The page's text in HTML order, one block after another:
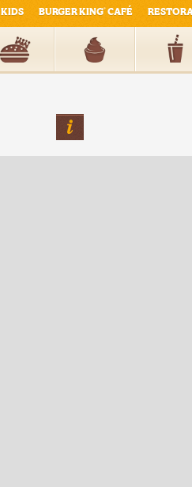
KIDS BURGER KING® CAFÉ